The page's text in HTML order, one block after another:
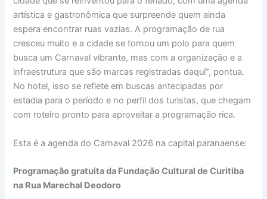
artística e gastronômica que surpreende quem ainda
espera encontrar ruas vazias. A programação de rua
cresceu muito e a cidade se tornou um polo para quem
busca um Carnaval vibrante, mas com a organização e a
infraestrutura que são marcas registradas daqui”, pontua.
No hotel, isso se reflete em buscas antecipadas por
estadia para o período e no perfil dos turistas, que chegam
com roteiro pronto para aproveitar a programação rica.
Esta é a agenda do Carnaval 2026 na capital paranaense:
Programação gratuita da Fundação Cultural de Curitiba
na Rua Marechal Deodoro